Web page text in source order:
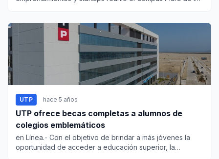
UTP hace 5 años
UTP ofrece becas completas a alumnos de
colegios emblemáticos
en Línea.- Con el objetivo de brindar a más jóvenes la
oportunidad de acceder a educación superior, la